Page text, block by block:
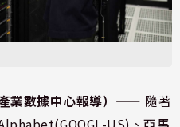
數據中心報導） ⸺ 隨著